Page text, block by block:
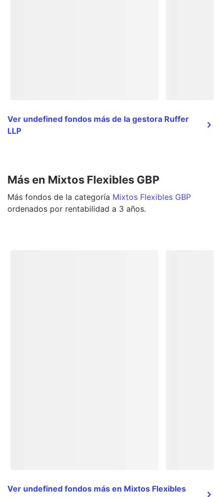
Ver undefined fondos más de la gestora Ruffer
LLP
Más en Mixtos Flexibles GBP
Más fondos de la categoría Mixtos Flexibles GBP
ordenados por rentabilidad a 3 años.
Ver undefined fondos más en Mixtos Flexibles